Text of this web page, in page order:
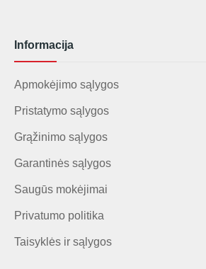
Informacija
Apmokėjimo sąlygos
Pristatymo sąlygos
Grąžinimo sąlygos
Garantinės sąlygos
Saugūs mokėjimai
Privatumo politika
Taisyklės ir sąlygos